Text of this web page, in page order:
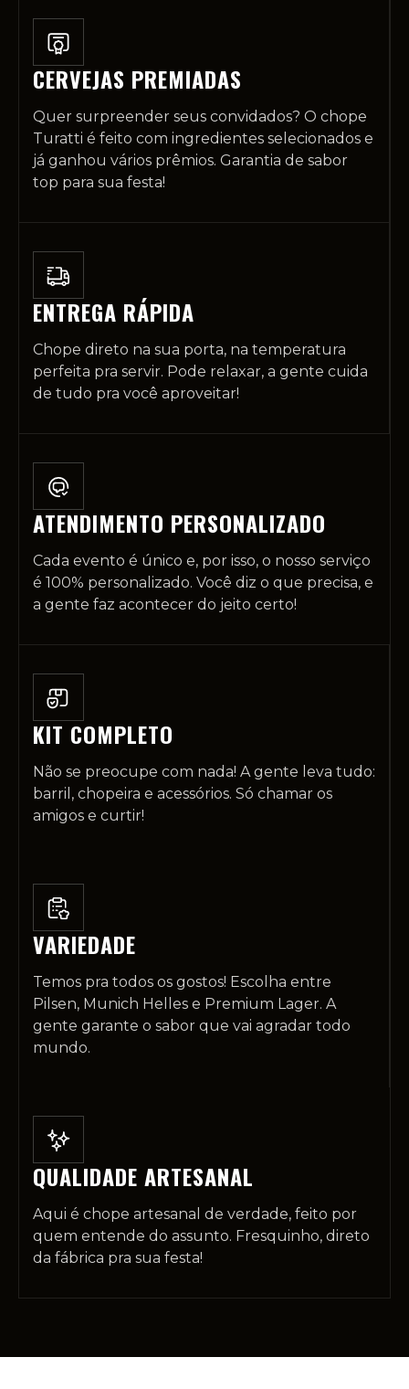
CERVEJAS PREMIADAS
Quer surpreender seus convidados? O chope
Turatti é feito com ingredientes selecionados e
já ganhou vários prêmios. Garantia de sabor
top para sua festa!
ENTREGA RÁPIDA
Chope direto na sua porta, na temperatura
perfeita pra servir. Pode relaxar, a gente cuida
de tudo pra você aproveitar!
ATENDIMENTO PERSONALIZADO
Cada evento é único e, por isso, o nosso serviço
é 100% personalizado. Você diz o que precisa, e
a gente faz acontecer do jeito certo!
KIT COMPLETO
Não se preocupe com nada! A gente leva tudo:
barril, chopeira e acessórios. Só chamar os
amigos e curtir!
VARIEDADE
Temos pra todos os gostos! Escolha entre
Pilsen, Munich Helles e Premium Lager. A
gente garante o sabor que vai agradar todo
mundo.
QUALIDADE ARTESANAL
Aqui é chope artesanal de verdade, feito por
quem entende do assunto. Fresquinho, direto
da fábrica pra sua festa!